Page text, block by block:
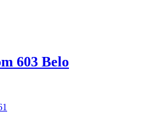
603 Belo